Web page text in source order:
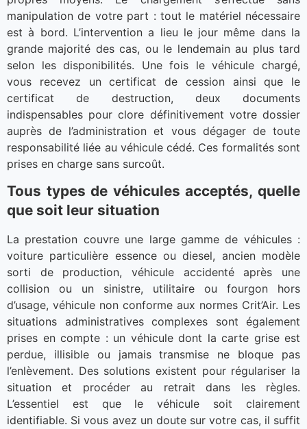
manipulation de votre part : tout le matériel nécessaire
est à bord. L’intervention a lieu le jour même dans la
grande majorité des cas, ou le lendemain au plus tard
selon les disponibilités. Une fois le véhicule chargé,
vous recevez un certificat de cession ainsi que le
certificat de destruction, deux documents
indispensables pour clore définitivement votre dossier
auprès de l’administration et vous dégager de toute
responsabilité liée au véhicule cédé. Ces formalités sont
prises en charge sans surcoût.
Tous types de véhicules acceptés, quelle
que soit leur situation
La prestation couvre une large gamme de véhicules :
voiture particulière essence ou diesel, ancien modèle
sorti de production, véhicule accidenté après une
collision ou un sinistre, utilitaire ou fourgon hors
d’usage, véhicule non conforme aux normes Crit’Air. Les
situations administratives complexes sont également
prises en compte : un véhicule dont la carte grise est
perdue, illisible ou jamais transmise ne bloque pas
l’enlèvement. Des solutions existent pour régulariser la
situation et procéder au retrait dans les règles.
L’essentiel est que le véhicule soit clairement
identifiable. Si vous avez un doute sur votre cas, il suffit